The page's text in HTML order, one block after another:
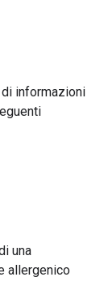
informazioni
una
allergenico